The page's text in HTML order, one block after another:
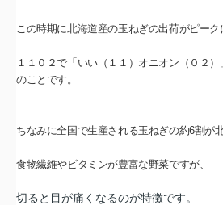
この時期に北海道産の玉ねぎの出荷がピーク
１１０２で「いい（１１）オニオン（０２
のことです。
ちなみに全国で生産される玉ねぎの約6割が
食物繊維やビタミンが豊富な野菜ですが、
切ると目が痛くなるのが特徴です。